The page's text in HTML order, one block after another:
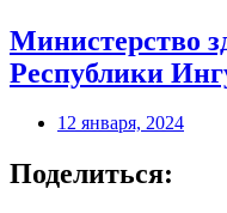
Министерство
Республики
12 января, 2024
Поделиться: